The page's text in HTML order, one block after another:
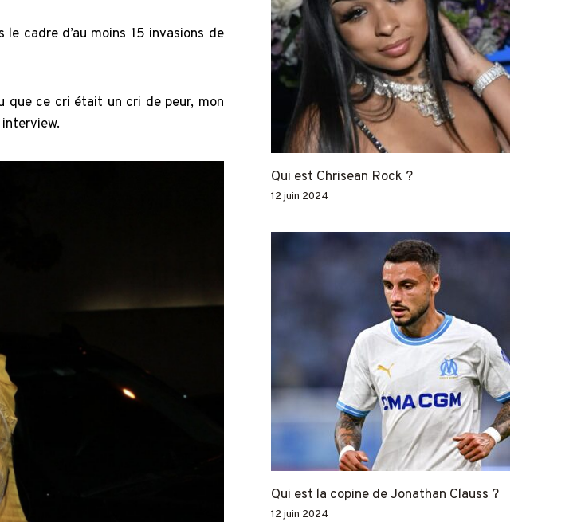
cadre d’au moins 15 invasions de
que ce cri était un cri de peur, mon
Qui est Chrisean Rock ?
12 juin 2024
Qui est la copine de Jonathan Clauss ?
12 juin 2024